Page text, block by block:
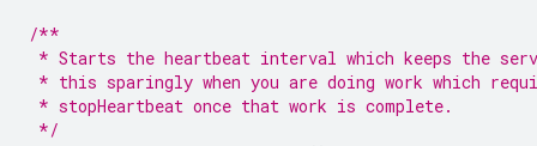
/**
* Starts the heartbeat interval which keeps the
* this sparingly when you are doing work which
* stopHeartbeat once that work is complete.
*/